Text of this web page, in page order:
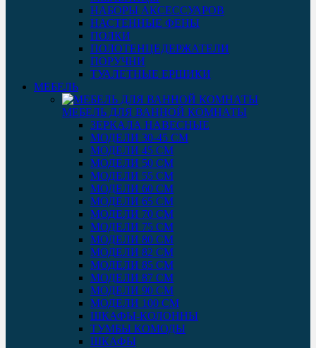
НАБОРЫ АКСЕССУАРОВ
НАСТЕННЫЕ ФЕНЫ
ПОЛКИ
ПОЛОТЕНЦЕДЕРЖАТЕЛИ
ПОРУЧНИ
ТУАЛЕТНЫЕ ЕРШИКИ
МЕБЕЛЬ
МЕБЕЛЬ ДЛЯ ВАННОЙ КОМНАТЫ
ЗЕРКАЛА НАВЕСНЫЕ
МОДЕЛИ 30-45 СМ
МОДЕЛИ 45 СМ
МОДЕЛИ 50 СМ
МОДЕЛИ 55 СМ
МОДЕЛИ 60 СМ
МОДЕЛИ 65 СМ
МОДЕЛИ 70 СМ
МОДЕЛИ 75 СМ
МОДЕЛИ 80 СМ
МОДЕЛИ 82 СМ
МОДЕЛИ 85 СМ
МОДЕЛИ 87 СМ
МОДЕЛИ 90 СМ
МОДЕЛИ 100 СМ
ШКАФЫ-КОЛОННЫ
ТУМБЫ КОМОДЫ
ШКАФЫ